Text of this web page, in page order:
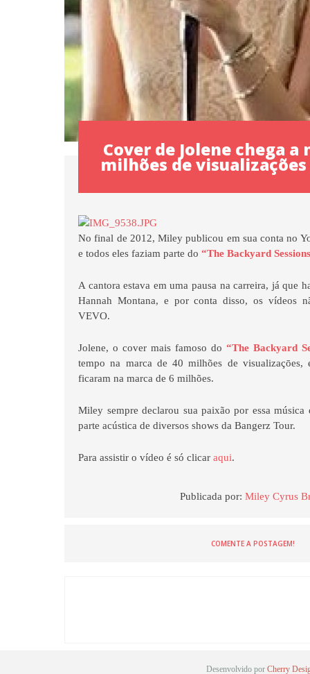
Cover de Jolene chega a
milhões de
No final de 2012, Miley publicou em sua conta no
e todos eles faziam parte do“The Backyard
A cantora estava em uma pausa na carreira, já que
Hannah Montana, e por conta disso, os vídeos
VEVO.
Jolene, o cover mais famoso do “The Backyard
tempo na marca de 40 milhões de visualizaçōes,
ficaram na marca de 6 milhões.
Miley sempre declarou sua paixão por essa
parte acústica de diversos shows da Bangerz Tour.
Para assistir o vídeo é só clicaraqui.
Publicada por:Miley Cyrus
COMENTE A POSTAGEM!
Desenvolvido por Cherry